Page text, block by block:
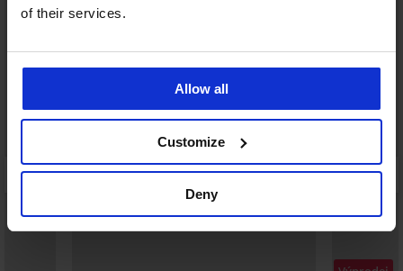
of their services.
Allow all
Customize
Deny